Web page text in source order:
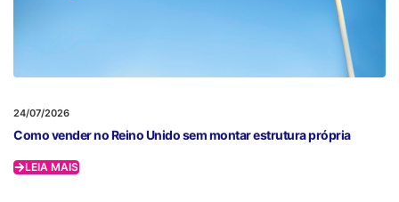
24/07/2026
Como vender no Reino Unido sem montar estrutura própria
LEIA MAIS